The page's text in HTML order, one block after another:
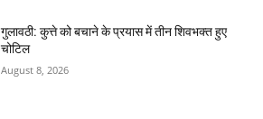
गुलावठी: कुत्ते को बचाने के प्रयास में तीन शिवभक्त हुए
चोटिल
August 8, 2026